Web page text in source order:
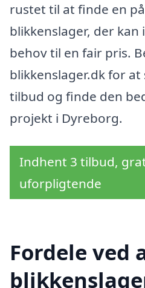
rustet til at finde en
blikkenslager, der
behov til en fair pris.
blikkenslager.dk for
tilbud og finde den
projekt i Dyreborg.
Indhent 3 tilbud,
uforpligtende
Fordele ved